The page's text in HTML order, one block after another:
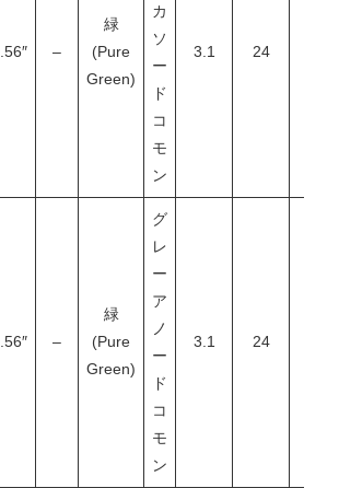
–
緑
(Pure
Green)
カ
ソ
ー
ド
コ
モ
ン
3.1 24
–
緑
(Pure
Green)
グ
レ
ー
ア
ノ
ー
ド
コ
モ
ン
3.1 24